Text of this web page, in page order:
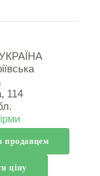
114
продавцем
ціну